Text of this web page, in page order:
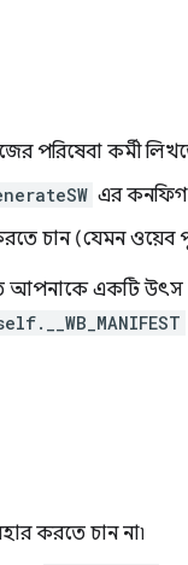
পরিষেবা কর্মী
এর
চান (যেমন ওয়েব
একটি উৎস
করতে চান না৷